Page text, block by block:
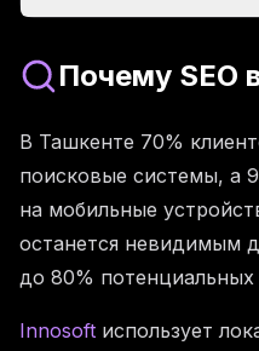
Почему SEO
В Ташкенте 70%
поисковые системы, а
на мобильные
останется невидимым
до 80% потенциальных
Innosoft использует